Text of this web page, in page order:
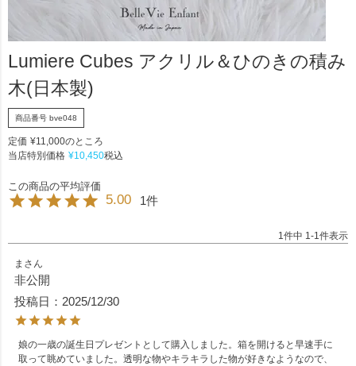
Lumiere Cubes アクリル＆ひのきの積み
木(日本製)
商品番号 bve048
定価 ¥11,000のところ
当店特別価格 ¥10,450税込
5.00 1
1 件中 1 -1 件表示
ま
非公開
投稿日
2025/12/30
娘の一歳の誕生日プレゼントとして購入しました。箱を開けると早速手に
取って眺めていました。透明な物やキラキラした物が好きなようなので、